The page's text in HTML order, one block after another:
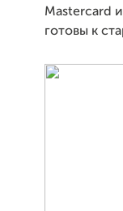
Mastercard
готовы к